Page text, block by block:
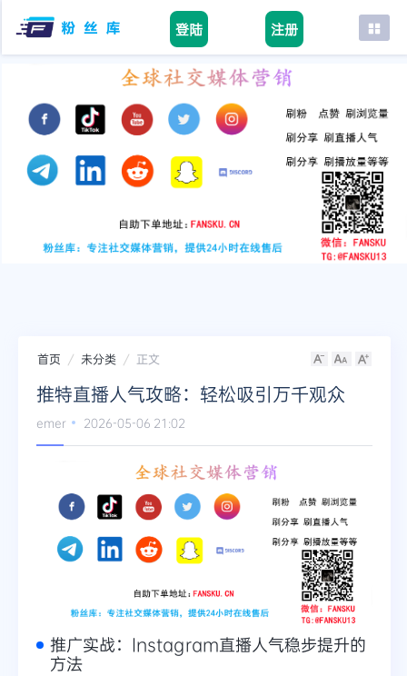
登陆 注册
首页
tiktok
youtube
instagram
首页 未分类 正文
推特直播人气攻略：轻松吸引万千观众
emer 2026-05-06 21:02
推广实战：Instagram直播人气稳步提升的
方法